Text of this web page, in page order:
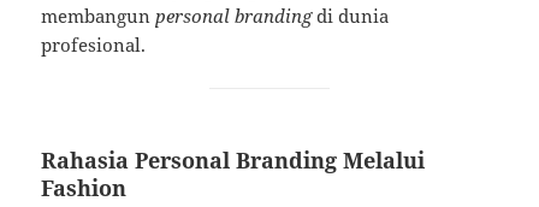
membangun personal brandingdi dunia
profesional.
Rahasia Personal Branding Melalui
Fashion